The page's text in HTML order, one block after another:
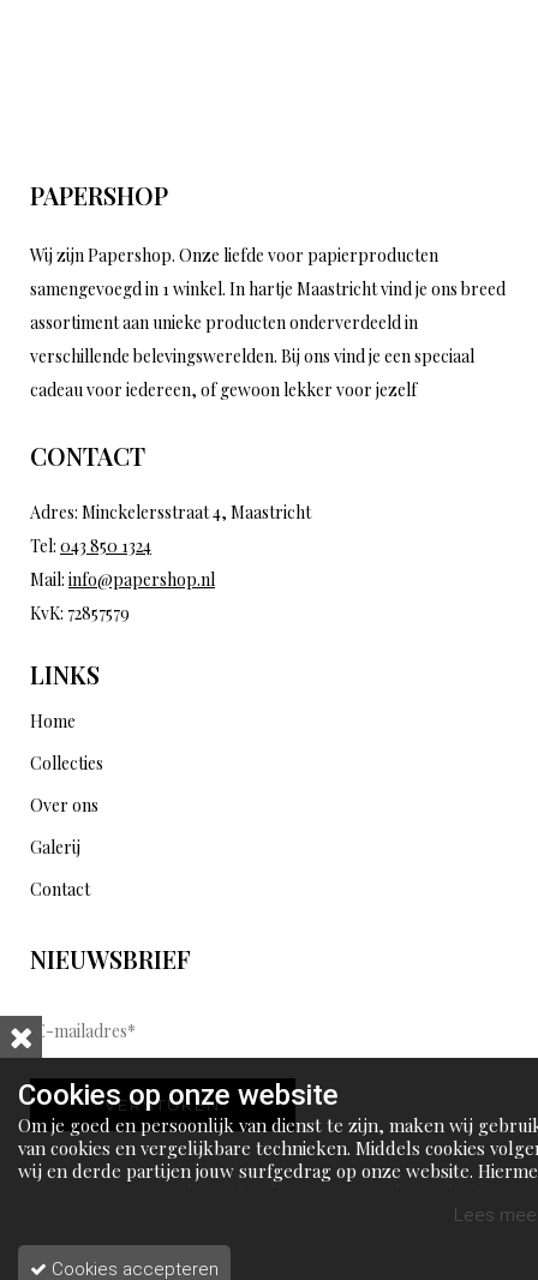
PAPERSHOP
Wij zijn Papershop. Onze liefde voor papierproducten
samengevoegd in 1 winkel. In hartje Maastricht vind je ons breed
assortiment aan unieke producten onderverdeeld in
verschillende belevingswerelden. Bij ons vind je een speciaal
cadeau voor iedereen, of gewoon lekker voor jezelf
CONTACT
Adres: Minckelersstraat 4, Maastricht
Tel: 043 850 1324
Mail: info@papershop.nl
KvK: 72857579
LINKS
Home
Collecties
Over ons
Galerij
Contact
NIEUWSBRIEF
E
-
m
a
i
l
d
VERSTUREN
Cookies op onze website
Om je goed en persoonlijk van dienst te zijn, maken wij
van cookies en vergelijkbare technieken. Middels cookies
wij en derde partijen jouw surfgedrag op onze website.
Lees
Cookies accepteren